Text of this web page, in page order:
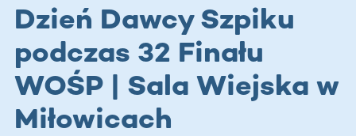
Dzień Dawcy Szpiku
podczas 32 Finału
WOŚP | Sala Wiejska w
Miłowicach